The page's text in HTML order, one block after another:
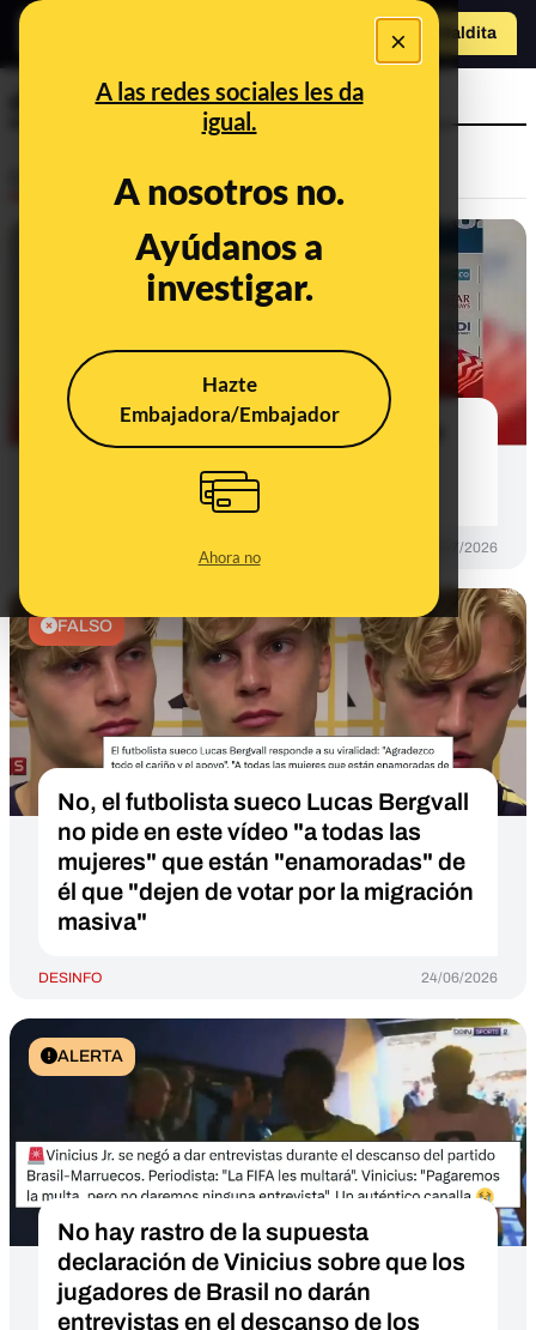
×
A las redes sociales les da
igual.
A nosotros no.
Ayúdanos a
investigar.
Hazte
Embajadora/Embajador
Ahora no
Hazte Maldito
declaraciones
No, este vídeo de Haaland diciendo
Mundial no es real: está editado
15/07/2026
FALSO
No, el futbolista sueco Lucas Bergvall
no pide en este vídeo "a todas las
mujeres" que están "enamoradas" de
él que "dejen de votar por la migración
masiva"
DESINFO 24/06/2026
ALERTA
No hay rastro de la supuesta
declaración de Vinicius sobre que los
jugadores de Brasil no darán
entrevistas en el descanso de los